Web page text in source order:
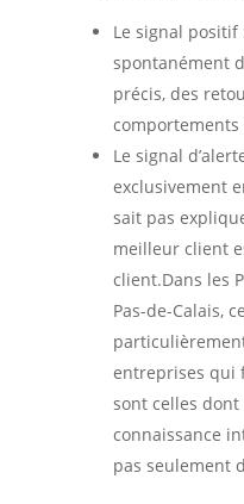
Le signal
spontanément
précis, des
comportements
Le signal
exclusivement
sait pas
meilleur client
client.Dans les
Pas-de-Calais,
entreprises qui
sont celles
connaissance
pas seulement